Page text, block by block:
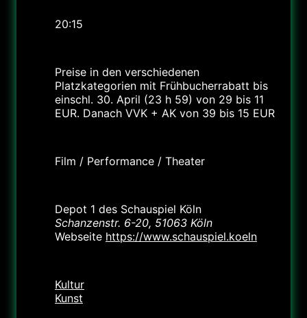
20:15
Preise in den verschiedenen
Platzkategorien mit Frühbucherrabatt bis
einschl. 30. April (23 h 59) von 29 bis 11
EUR. Danach VVK + AK von 39 bis 15 EUR
Film / Performance / Theater
Depot 1 des Schauspiel Köln
Schanzenstr. 6-20, 51063 Köln
Webseite https://www.schauspiel.koeln
Kultur
Kunst